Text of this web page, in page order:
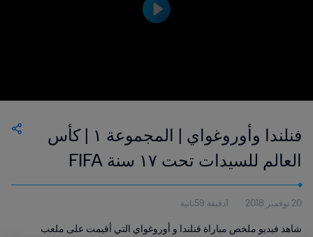
فنلندا وأوروغواي | المجموعة ١ | كأس
العالم للسيدات تحت ١٧ سنة FIFA
الأوروغواي ٢٠١٨™ | فيديو ملخص
20 نوفمبر 2018 1دقيقة 59ثانية
شاهد فيديو ملخص مباراة فنلندا و أوروغواي التي أقيمت على ملعب